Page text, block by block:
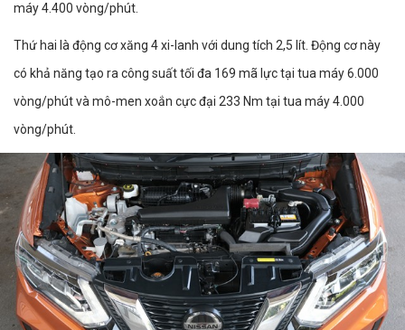
máy 4.400 vòng/phút.
Thứ hai là động cơ xăng 4 xi-lanh với dung tích 2,5 lít. Động cơ này
có khả năng tạo ra công suất tối đa 169 mã lực tại tua máy 6.000
vòng/phút và mô-men xoắn cực đại 233 Nm tại tua máy 4.000
vòng/phút.